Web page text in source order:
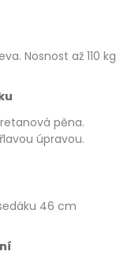
Nosnost až 110 kg
pěna.
úpravou.
46 cm